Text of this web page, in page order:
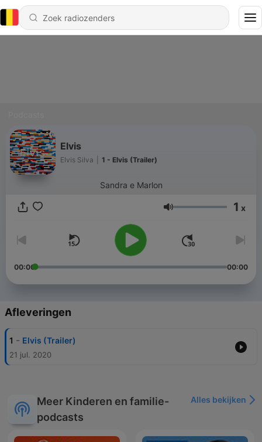
Elvis
Elvis Silva 1 - Elvis (Trailer)
Sandra e Marlon
Volume 1 x
00:00 00:00
Afleveringen
1 - Elvis (Trailer)
21 jul. 2020
Meer Kinderen en familie-
podcasts
Alles bekijken